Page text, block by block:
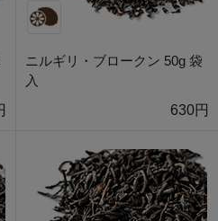
ニルギリ・ブロークン 50g 袋
入
630円